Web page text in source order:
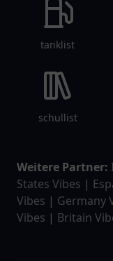
tanklist
schullist
Weitere Partner:
States Vibes |
Vibes | Germany
Vibes | Britain